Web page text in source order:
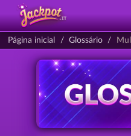
Página inicial Glossário